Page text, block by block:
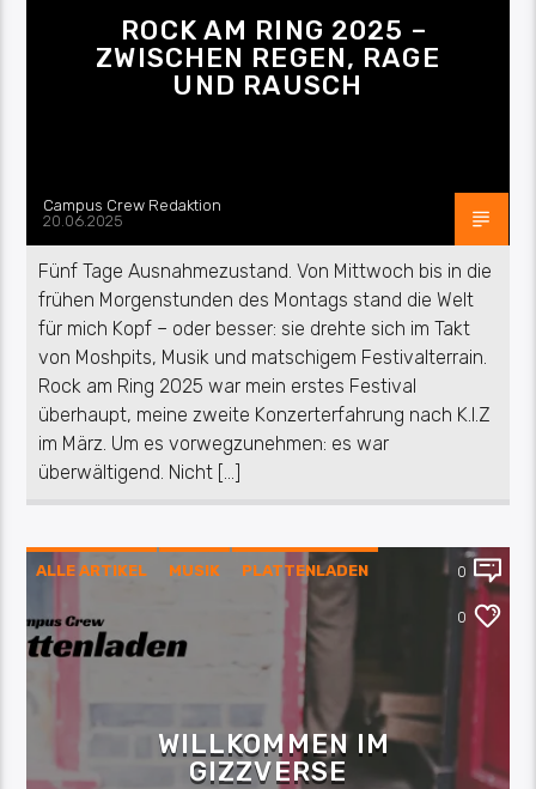
ROCK AM RING 2025 –
ZWISCHEN REGEN, RAGE
UND RAUSCH
Campus Crew Redaktion
20.06.2025
Fünf Tage Ausnahmezustand. Von Mittwoch bis in die
frühen Morgenstunden des Montags stand die Welt
für mich Kopf – oder besser: sie drehte sich im Takt
von Moshpits, Musik und matschigem Festivalterrain.
Rock am Ring 2025 war mein erstes Festival
überhaupt, meine zweite Konzerterfahrung nach K.I.Z
im März. Um es vorwegzunehmen: es war
überwältigend. Nicht […]
ALLE ARTIKEL MUSIK PLATTENLADEN
REZENSION
0
0
WILLKOMMEN IM
GIZZVERSE